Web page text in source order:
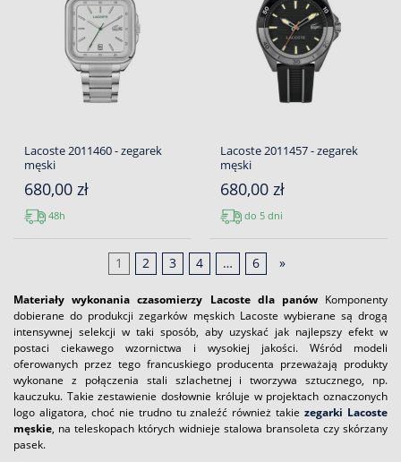
Lacoste 2011460 - zegarek
męski
680,00 zł
48h
Lacoste 2011457 - zegarek
męski
680,00 zł
do 5 dni
1 2 3 4 … 6 »
Materiały wykonania czasomierzy Lacoste dla panów Komponenty
dobierane do produkcji zegarków męskich Lacoste wybierane są drogą
intensywnej selekcji w taki sposób, aby uzyskać jak najlepszy efekt w
postaci ciekawego wzornictwa i wysokiej jakości. Wśród modeli
oferowanych przez tego francuskiego producenta przeważają produkty
wykonane z połączenia stali szlachetnej i tworzywa sztucznego, np.
kauczuku. Takie zestawienie dosłownie króluje w projektach oznaczonych
logo aligatora, choć nie trudno tu znaleźć również takiezegarki Lacoste
męskie, na teleskopach których widnieje stalowa bransoleta czy skórzany
pasek.